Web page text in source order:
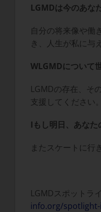
LGMDは今のあな
自分の将来像や働
き、人生が私に与
WLGMDについて
LGMDの存在、そ
支援してください。
Iもし明日、あな
またスケートに行
LGMDスポットラ
info.org/